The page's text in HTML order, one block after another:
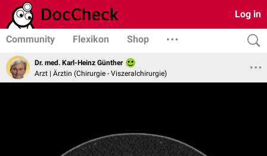
Log in
Community Flexikon Shop
Dr. med. Karl-Heinz Günther
Arzt | Ärztin (Chirurgie - Viszeralchirurgie)